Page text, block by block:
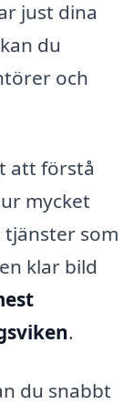
just dina
du
och
att förstå
mycket
som
klar bild
.
du snabbt